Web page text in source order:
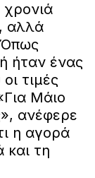
χρονιά
αλλά
Όπως
ήταν ένας
τιμές
Μάιο
ανέφερε
η αγορά
και τη